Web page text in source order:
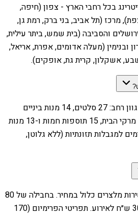
בכל רחבי הארץ - צפון (חיפה,
מרכז (תל אביב, בני ברק, רמת גן,
והסביבה (בית שמש, ביתר עילית,
ובנימין (מעלה אדומים, אפרת, אריאל,
אשקלון, קרית גת, אופקים).
בהחלט. ניתן לבחור מתוך מגוון רחב: 27 סלטים, 14 מנות ביניים
ודגים, 7 פשטידות השף, 6 מרקי הבית, 15 תוספות חמות ו-13 מנות
למגבלות תזונתיות (ללא גלוטן,
בחבילות 90 ש״ח ומעלה שירות מלצרים כלול במחיר. בחבילה של 80
ש״ח עלות מלצר החל מ-300 ש״ח לאירוע. תפריטי הפרימיום (170